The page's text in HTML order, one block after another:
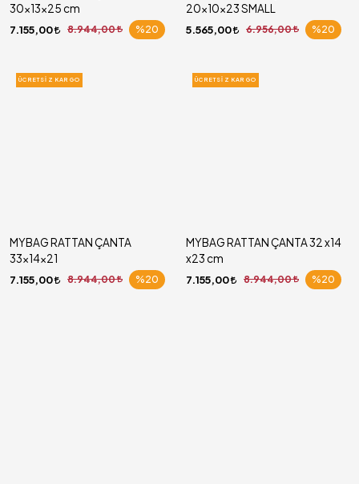
30x13x25 cm
7.155,00 8.944,00 %20
20x10x23 SMALL
5.565,00 6.956,00 %20
ÜCRETSIZ KARGO
MYBAG RATTAN ÇANTA
33x14x21
7.155,00 8.944,00 %20
ÜCRETSIZ KARGO
MYBAG RATTAN ÇANTA 32 x14
x23 cm
7.155,00 8.944,00 %20